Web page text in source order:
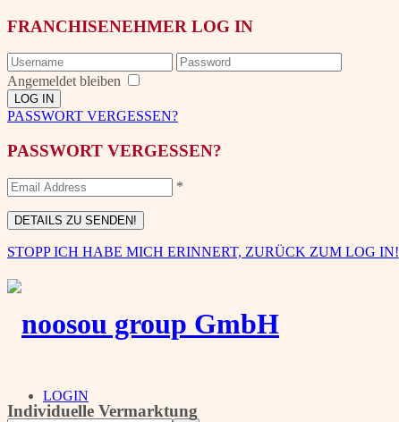
FRANCHISENEHMER LOG IN
Angemeldet bleiben
PASSWORT VERGESSEN?
PASSWORT VERGESSEN?
*
STOPP ICH HABE MICH ERINNERT, ZURÜCK ZUM LOG IN!
LOGIN
Individuelle Vermarktung